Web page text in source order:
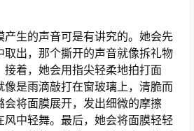
产生的声音可是有讲究的。她会先
取出，那个撕开的声音就像拆礼物
接着，她会用指尖轻柔地拍打面
像是雨滴敲打在窗玻璃上，清脆而
会将面膜展开，发出细微的摩擦
风中轻舞。最后，她会将面膜轻轻